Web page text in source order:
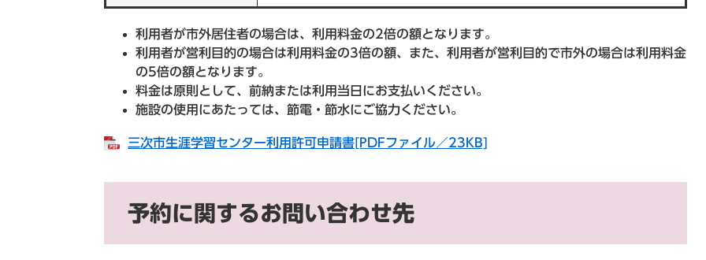
利用者が市外居住者の場合は、利用料金の2倍の額となります。
利用者が営利目的の場合は利用料金の3倍の額、また、利用者が営利目的で市外の場合は利用料金
の5倍の額となります。
料金は原則として、前納または利用当日にお支払いください。
施設の使用にあたっては、節電・節水にご協力ください。
三次市生涯学習センター利用許可申請書[PDFファイル／23KB]
予約に関するお問い合わせ先